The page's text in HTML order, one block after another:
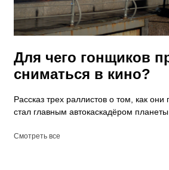
​Для чего гонщиков
сниматься в кино?
Рассказ трех раллистов о том, как они
стал главным автокаскадёром планеты
Смотреть все